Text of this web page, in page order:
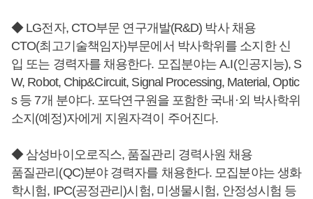
◆ LG전자, CTO부문 연구개발(R&D) 박사 채용
CTO(최고기술책임자)부문에서 박사학위를 소지한 신
입 또는 경력자를 채용한다. 모집분야는 A.I(인공지능), S
W, Robot, Chip&Circuit, Signal Processing, Material, Optic
s 등 7개 분야다. 포닥연구원을 포함한 국내·외 박사학위
소지(예정)자에게 지원자격이 주어진다.
◆ 삼성바이오로직스, 품질관리 경력사원 채용
품질관리(QC)분야 경력자를 채용한다. 모집분야는 생화
학시험, IPC(공정관리)시험, 미생물시험, 안정성시험 등